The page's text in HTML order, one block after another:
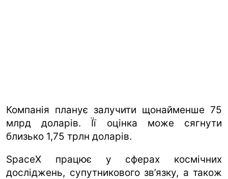
Компанія планує залучити щонайменше 75
млрд доларів. Її оцінка може сягнути
близько 1,75 трлн доларів.
SpaceX працює у сферах космічних
досліджень, супутникового зв’язку, а також